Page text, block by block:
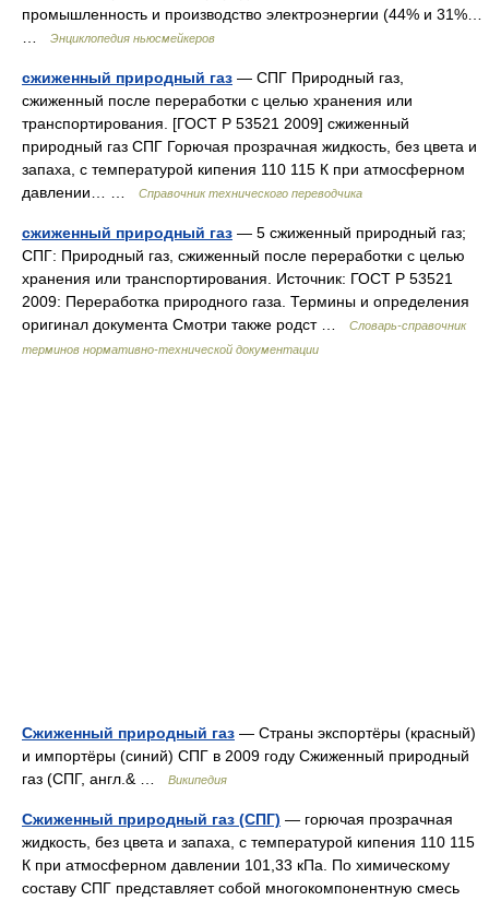
промышленность и производство электроэнергии (44% и 31%…
Энциклопедия ньюсмейкеров
сжиженный природный газ — СПГ Природный газ,
сжиженный после переработки с целью хранения или
транспортирования. [ГОСТ Р 53521 2009] сжиженный
природный газ СПГ Горючая прозрачная жидкость, без цвета и
запаха, с температурой кипения 110 115 К при атмосферном
давлении… …
Справочник технического переводчика
сжиженный природный газ — 5 сжиженный природный газ;
СПГ: Природный газ, сжиженный после переработки с целью
хранения или транспортирования. Источник: ГОСТ Р 53521
2009: Переработка природного газа. Термины и определения
оригинал документа Смотри также родст …
Словарь-справочник
терминов нормативно-технической документации
Сжиженный природный газ — Страны экспортёры (красный)
и импортёры (синий) СПГ в 2009 году Сжиженный природный
газ (СПГ, англ.& …
Википедия
Сжиженный природный газ (СПГ) — горючая прозрачная
жидкость, без цвета и запаха, с температурой кипения 110 115
К при атмосферном давлении 101,33 кПа. По химическому
составу СПГ представляет собой многокомпонентную смесь